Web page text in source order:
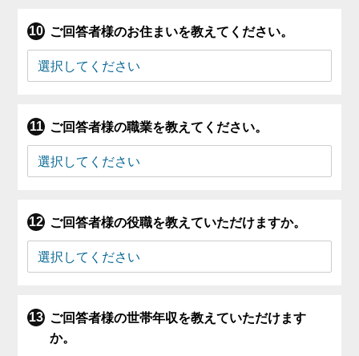
ご回答者様のお住まいを教えてください。
ご回答者様の職業を教えてください。
ご回答者様の役職を教えていただけますか。
ご回答者様の世帯年収を教えていただけます
か。